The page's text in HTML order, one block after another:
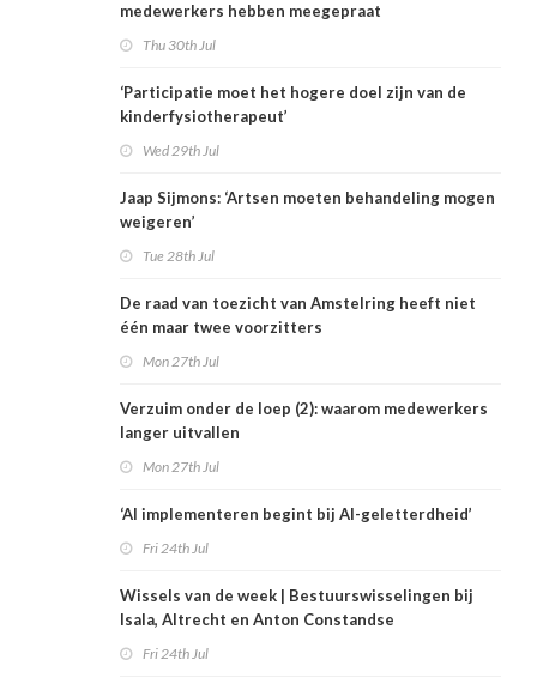
medewerkers hebben meegepraat
Thu 30th Jul
‘Participatie moet het hogere doel zijn van de
kinderfysiotherapeut’
Wed 29th Jul
Jaap Sijmons: ‘Artsen moeten behandeling mogen
weigeren’
Tue 28th Jul
De raad van toezicht van Amstelring heeft niet
één maar twee voorzitters
Mon 27th Jul
Verzuim onder de loep (2): waarom medewerkers
langer uitvallen
Mon 27th Jul
‘AI implementeren begint bij AI-geletterdheid’
Fri 24th Jul
Wissels van de week | Bestuurswisselingen bij
Isala, Altrecht en Anton Constandse
Fri 24th Jul